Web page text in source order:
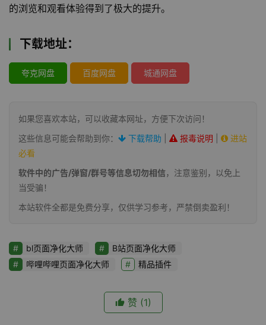
的浏览和观看体验得到了极大的提升。
下载地址：
夸克网盘 百度网盘 城通网盘
如果您喜欢本站，可以收藏本网址，方便下次访问！
这些信息可能会帮助到你：
下载帮助 报毒说明
进站
必看
软件中的广告/弹窗/群号等信息切勿相信，注意鉴别，以免上
当受骗！
本站软件全都是免费分享，仅供学习参考，严禁倒卖盈利！
bl页面净化大师
B站页面净化大师
哔哩哔哩页面净化大师
精品插件
赞 (1)